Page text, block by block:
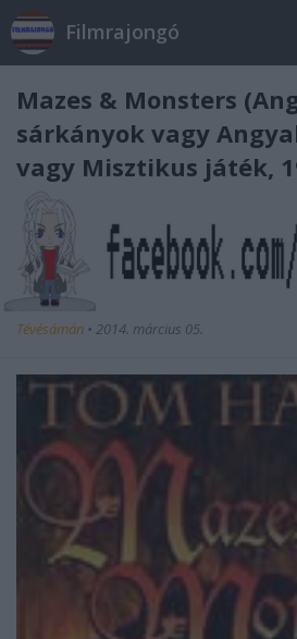
Filmrajongó
Mazes & Monsters
sárkányok vagy
vagy Misztikus játék,
Tévésámán • 2014. március 05.